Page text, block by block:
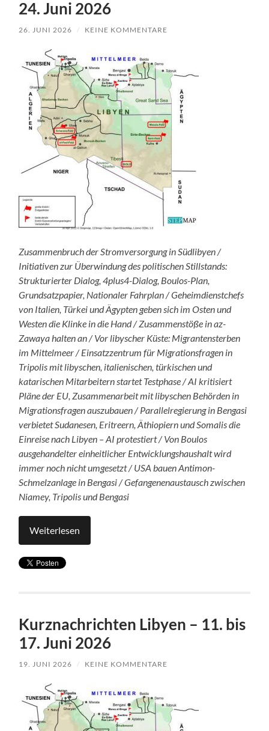
24. Juni 2026
26. JUNI 2026 / KEINE KOMMENTARE
Zusammenbruch der Stromversorgung in Südlibyen /
Initiativen zur Überwindung des politischen Stillstands:
Strukturierter Dialog, 4plus4-Dialog, Boulos-Plan,
Grundsatzpapier, Nationaler Fahrplan / Geheimdienstchefs
von Italien, Türkei und Ägypten geben sich im Osten und
Westen die Klinke in die Hand / Zusammenstöße in az-
Zawaya halten an / Vor libyscher Küste: Migrantensterben
im Mittelmeer / Einsatzzentrum für Migrationsfragen in
Tripolis mit libyschen, italienischen, türkischen und
katarischen Mitarbeitern startet Testphase / AI kritisiert
Pläne der EU, Zusammenarbeit mit libyschen Behörden in
Migrationsfragen auszubauen / Parallelregierung in Bengasi
verbietet Sudanesen, Eritreern, Äthiopiern und Somalis die
Einreise nach Libyen – AI protestiert / Von Boulos
ausgehandelter einheitlicher Entwicklungshaushalt wird
immer noch nicht umgesetzt / USA bauen Antimon-
Schmelzanlage in Bengasi / Gefangenenaustausch zwischen
Niamey, Tripolis und Bengasi
Weiterlesen
Kurznachrichten Libyen – 11. bis
17. Juni 2026
19. JUNI 2026 / KEINE KOMMENTARE